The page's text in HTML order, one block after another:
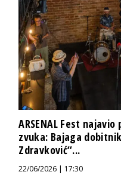
ARSENAL Fest
zvuka: Bajaga
Zdravković“...
22/06/2026 | 17:30